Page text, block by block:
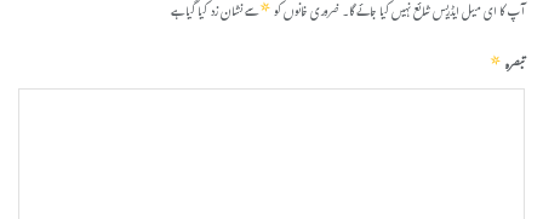
آپ کا ای میل ایڈریس شائع نہیں کیا جائے گا۔ضروری خانوں کو*سے نشان زد کیا گیا ہے
تبصرہ*